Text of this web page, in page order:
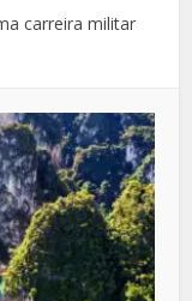
carreira militar